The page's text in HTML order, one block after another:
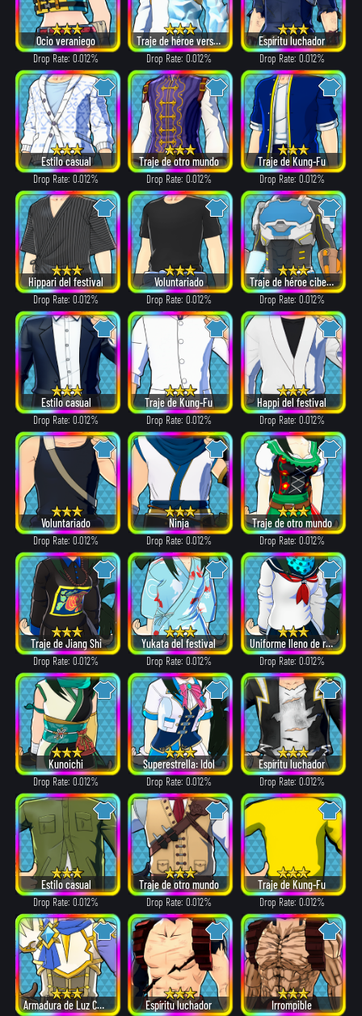
Ocio veraniego
Drop Rate: 0.012%
Traje de héroe versión: α
Drop Rate: 0.012%
Espíritu luchador
Drop Rate: 0.012%
Estilo casual
Drop Rate: 0.012%
Traje de otro mundo
Drop Rate: 0.012%
Traje de Kung-Fu
Drop Rate: 0.012%
Hippari del festival
Drop Rate: 0.012%
Voluntariado
Drop Rate: 0.012%
Traje de héroe cibernético
Drop Rate: 0.012%
Estilo casual
Drop Rate: 0.012%
Traje de Kung-Fu
Drop Rate: 0.012%
Happi del festival
Drop Rate: 0.012%
Voluntariado
Drop Rate: 0.012%
Ninja
Drop Rate: 0.012%
Traje de otro mundo
Drop Rate: 0.012%
Traje de Jiang Shi
Drop Rate: 0.012%
Yukata del festival
Drop Rate: 0.012%
Uniforme lleno de recuerdos
Drop Rate: 0.012%
Kunoichi
Drop Rate: 0.012%
Superestrella: Idol
Drop Rate: 0.012%
Espíritu luchador
Drop Rate: 0.012%
Estilo casual
Drop Rate: 0.012%
Traje de otro mundo
Drop Rate: 0.012%
Traje de Kung-Fu
Drop Rate: 0.012%
Armadura de Luz Celestial Espíritu luchador Irrompible